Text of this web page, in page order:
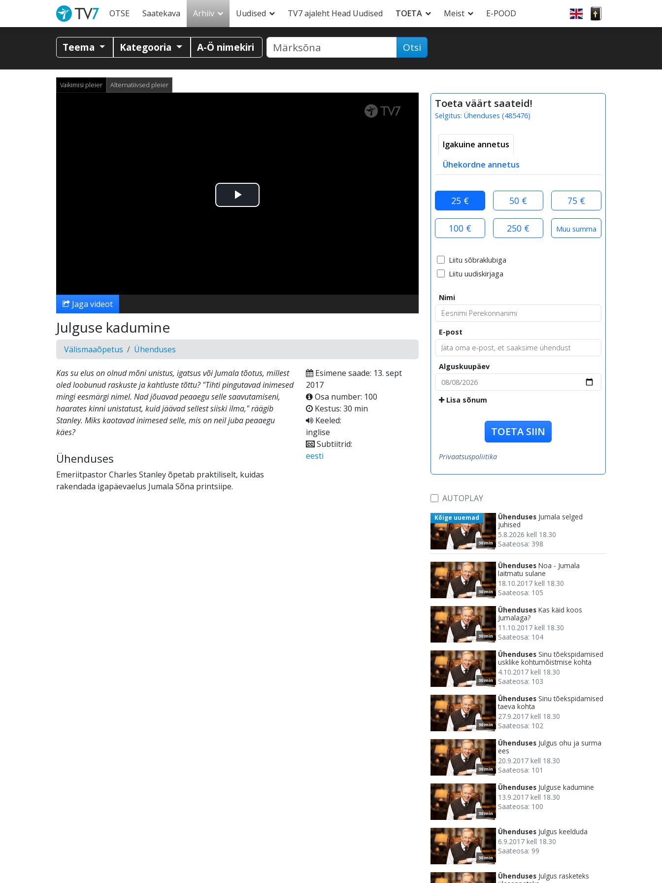
OTSE Saatekava Arhiiv Uudised TV7 ajaleht Head Uudised TOETA Meist E-POOD
Teema Kategooria A-Ö nimekiri Otsi
Vaikimisi pleier Alternatiivsed pleier
Esita
Jaga videot
Julguse kadumine
Välismaaõpetus Ühenduses
Kas su elus on olnud mõni unistus, igatsus või Jumala tõotus, millest
oled loobunud raskuste ja kahtluste tõttu? "Tihti pingutavad inimesed
mingi eesmärgi nimel. Nad jõuavad peaaegu selle saavutamiseni,
haarates kinni unistatust, kuid jäävad sellest siiski ilma," räägib
Stanley. Miks kaotavad inimesed selle, mis on neil juba peaaegu
käes?
Ühenduses
Emeriitpastor Charles Stanley õpetab praktiliselt, kuidas
rakendada igapäevaelus Jumala Sõna printsiipe.
Esimene saade: 13. sept
2017
Osa number: 100
Kestus: 30 min
Keeled:
inglise
Subtiitrid:
eesti
Toeta väärt saateid!
Selgitus: Ühenduses (485476)
Igakuine annetus
Ühekordne annetus
25 € 50 € 75 €
100 € 250 €
Liitu sõbraklubiga
Liitu uudiskirjaga
Nimi
E-post
Alguskuupäev
Lisa sõnum
TOETA SIIN
Privaatsuspoliitika
AUTOPLAY
30 min
Kõige uuemad Ühenduses Jumala selged
juhised
5.8.2026 kell 18.30
Saateosa: 398
30 min
Ühenduses Noa - Jumala
laitmatu sulane
18.10.2017 kell 18.30
Saateosa: 105
30 min
Ühenduses Kas käid koos
Jumalaga?
11.10.2017 kell 18.30
Saateosa: 104
30 min
Ühenduses Sinu tõekspidamised
usklike kohtumõistmise kohta
4.10.2017 kell 18.30
Saateosa: 103
30 min
Ühenduses Sinu tõekspidamised
taeva kohta
27.9.2017 kell 18.30
Saateosa: 102
30 min
Ühenduses Julgus ohu ja surma
ees
20.9.2017 kell 18.30
Saateosa: 101
30 min
Ühenduses Julguse kadumine
13.9.2017 kell 18.30
Saateosa: 100
30 min
Ühenduses Julgus keelduda
6.9.2017 kell 18.30
Saateosa: 99
Ühenduses Julgus rasketeks